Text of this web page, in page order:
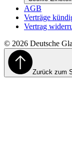
AGB
Verträge
Vertrag
© 2026 Deutsche
Zurück zum